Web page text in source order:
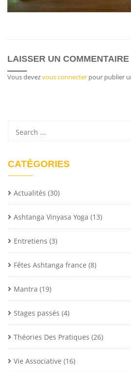
LAISSER UN COMMENTAIRE
Vous devezvous connecter pour publier
CATÉGORIES
Actualités (30)
Ashtanga Vinyasa Yoga (13)
Entretiens (3)
Fêtes Ashtanga france (8)
Mantra (19)
Stages passés (4)
Théories Des Pratiques (26)
Vie Associative (16)